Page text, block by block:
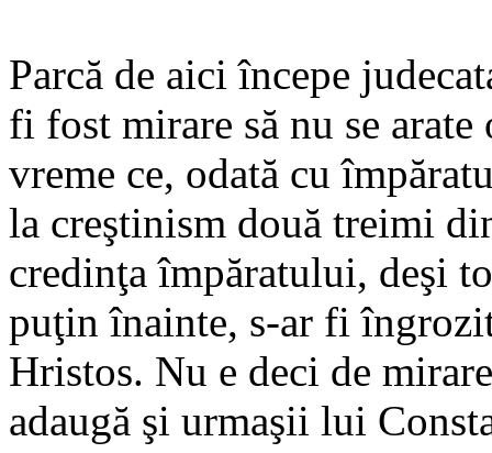
Parcă de aici începe
fi fost mirare să nu se
vreme ce, odată cu
la creştinism două treimi
credinţa împăratului, deşi
puţin înainte, s-ar fi
Hristos. Nu e deci de
adaugă şi urmaşii lui